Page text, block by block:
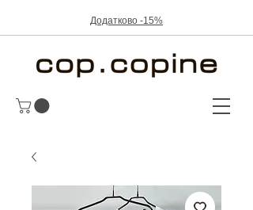
Додатково -15%